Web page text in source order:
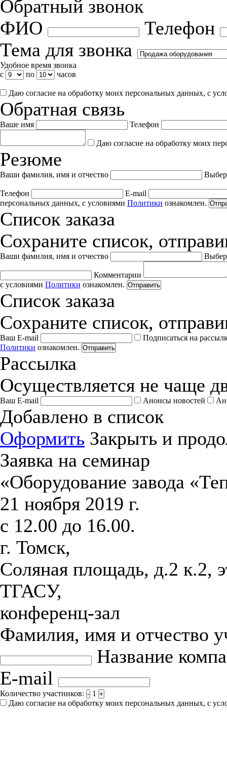
Обратный звонок
ФИО
Телефон
Тема для звонка
Удобное время звонка
с
по часов
Даю согласие на обработку моих персональных данных, с
Обратная связь
Ваше имя Телефон
Даю согласие на обработку моих
Резюме
Ваши фамилия, имя и отчество
Телефон
E-mail
персональных данных, с условиями Политики ознакомлен.
Список заказа
Сохраните список,
Ваши фамилия, имя и отчество
Комментарии
с условиями Политики ознакомлен. Отправить
Список заказа
Сохраните список,
Ваш E-mail
Подписаться на
Политики ознакомлен. Отправить
Рассылка
Осуществляется не чаще
Ваш E-mail Анонсы новостей
Добавлено в список
Оформить Закрыть и
Заявка на семинар
«Оборудование завода
21 ноября 2019 г.
с 12.00 до 16.00.
г. Томск,
Соляная площадь, д.2 к.2,
ТГАСУ,
конференц-зал
Фамилия, имя и отчество
Название
E-mail
Количество участников: - 1 +
Даю согласие на обработку моих персональных данных, с